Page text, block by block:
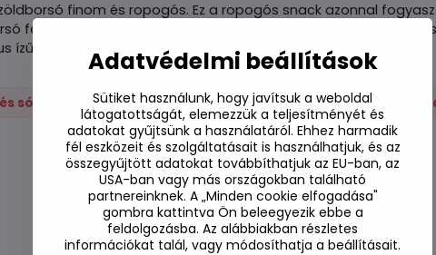
finom és ropogós. Ez a ropogós snack azonnal
fehérjében gazdag, és egészséges alternatívája a chipsnek
ízű, és tökéletes nassolnivaló bárhol és bármikor.
sós Sós Fűszeres Sushi Wasabi és
Adatvédelmi beállítások
Sütiket használunk, hogy javítsuk a weboldal
látogatottságát, elemezzük a teljesítményét és
adatokat gyűjtsünk a használatáról. Ehhez harmadik
fél eszközeit és szolgáltatásait is használhatjuk, és az
összegyűjtött adatokat továbbíthatjuk az EU-ban, az
USA-ban vagy más országokban található
partnereinknek. A „Minden cookie elfogadása"
gombra kattintva Ön beleegyezik ebbe a
feldolgozásba. Az alábbiakban részletes
információkat talál, vagy módosíthatja a beállításait.